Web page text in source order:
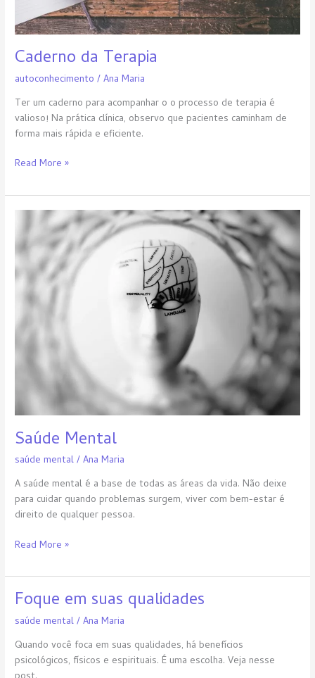
Caderno da Terapia
autoconhecimento /Ana Maria
Ter um caderno para acompanhar o o processo de terapia é
valioso! Na prática clínica, observo que pacientes caminham de
forma mais rápida e eficiente.
Read More »
Saúde Mental
saúde mental/Ana Maria
A saúde mental é a base de todas as áreas da vida. Não deixe
para cuidar quando problemas surgem, viver com bem-estar é
direito de qualquer pessoa.
Mental
Read More »
Foque em suas qualidades
saúde mental/Ana Maria
Quando você foca em suas qualidades, há benefícios
psicológicos, físicos e espirituais. É uma escolha. Veja nesse
Foque
em
suas
qualidades